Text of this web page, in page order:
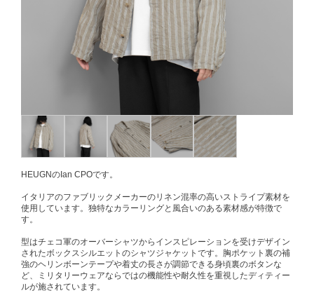
HEUGNのIan CPOです。
イタリアのファブリックメーカーのリネン混率の高いストライプ素材を
使用しています。独特なカラーリングと風合いのある素材感が特徴で
す。
型はチェコ軍のオーバーシャツからインスピレーションを受けデザイン
されたボックスシルエットのシャツジャケットです。胸ポケット裏の補
強のヘリンボーンテープや着丈の長さが調節できる身頃裏のボタンな
ど、ミリタリーウェアならではの機能性や耐久性を重視したディティー
ルが施されています。